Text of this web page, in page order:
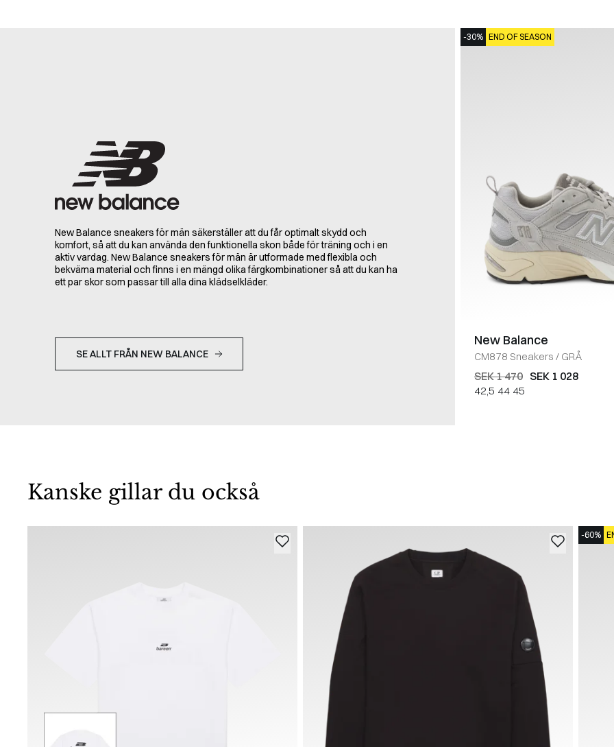
New Balance sneakers för män säkerställer att du får optimalt skydd och
komfort, så att du kan använda den funktionella skon både för träning och i en
aktiv vardag. New Balance sneakers för män är utformade med flexibla och
bekväma material och finns i en mängd olika färgkombinationer så att du kan ha
ett par skor som passar till alla dina klädselkläder.
SE ALLT FRÅN NEW BALANCE
-30% END OF SEASON
New Balance
CM878 Sneakers / GRÅ
SEK 1 470 SEK 1 028
42,5 44 45
Kanske gillar du också
-60%